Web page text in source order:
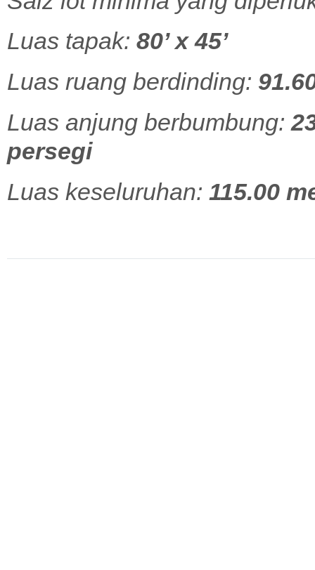
Luas tapak: 80’ x 45’
Luas ruang berdinding:
Luas anjung berbumbung:
persegi
Luas keseluruhan: 115.00